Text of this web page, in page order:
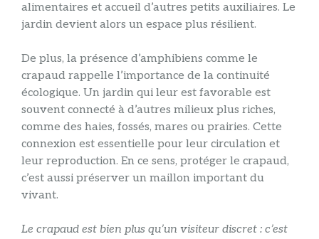
alimentaires et accueil d’autres petits auxiliaires. Le
jardin devient alors un espace plus résilient.
De plus, la présence d’amphibiens comme le
crapaud rappelle l’importance de la continuité
écologique. Un jardin qui leur est favorable est
souvent connecté à d’autres milieux plus riches,
comme des haies, fossés, mares ou prairies. Cette
connexion est essentielle pour leur circulation et
leur reproduction. En ce sens, protéger le crapaud,
c’est aussi préserver un maillon important du
vivant.
Le crapaud est bien plus qu’un visiteur discret : c’est